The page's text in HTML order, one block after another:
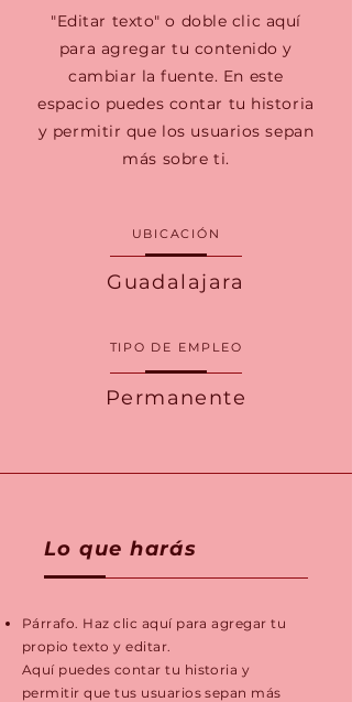
"Editar texto" o doble clic aquí
para agregar tu contenido y
cambiar la fuente. En este
espacio puedes contar tu historia
y permitir que los usuarios sepan
más sobre ti.
UBICACIÓN
Guadalajara
TIPO DE EMPLEO
Permanente
Lo que harás
Párrafo. Haz clic aquí para agregar tu
propio texto y editar.
Aquí puedes contar tu historia y
permitir que tus usuarios sepan más